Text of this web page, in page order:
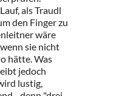
als Traudl
den Finger zu
wäre
sie nicht
hätte. Was
jedoch
lustig,